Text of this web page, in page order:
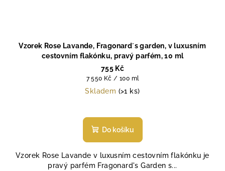
Vzorek Rose Lavande, Fragonard´s garden, v luxusním
cestovním flakónku, pravý parfém, 10 ml
755 Kč
Měrná
cena:
7 550 Kč / 100 ml
Skladem (>1 ks)
Do košíku
Vzorek Rose Lavande v luxusním cestovním flakónku je
pravý parfém Fragonard's Garden s...